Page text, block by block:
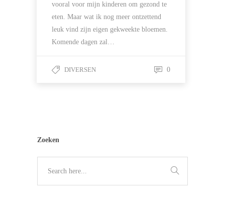
vooral voor mijn kinderen om gezond te
eten. Maar wat ik nog meer ontzettend
leuk vind zijn eigen gekweekte bloemen.
Komende dagen zal…
DIVERSEN 0
Zoeken